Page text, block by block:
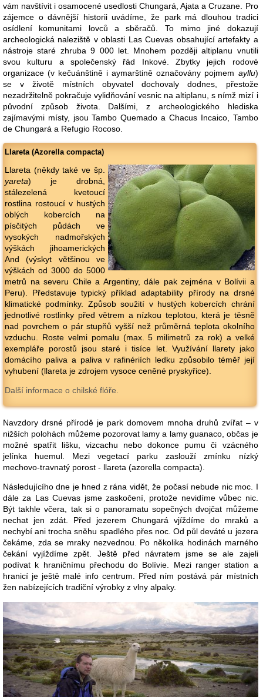
vám navštívit i osamocené usedlosti Chungará, Ajata a Cruzane. Pro
zájemce o dávnější historii uvádíme, že park má dlouhou tradici
osídlení komunitami lovců a sběračů. To mimo jiné dokazují
archeologická naleziště v oblasti Las Cuevas obsahující artefakty a
nástroje staré zhruba 9 000 let. Mnohem později altiplanu vnutili
svou kulturu a společenský řád Inkové. Zbytky jejich rodové
organizace (v kečuánštině i aymarštině označovány pojmem ayllu)
se v životě místních obyvatel dochovaly dodnes, přestože
nezadržitelně pokračuje vylidňování vesnic na altiplanu, s nímž mizí i
původní způsob života. Dalšími, z archeologického hlediska
zajímavými místy, jsou Tambo Quemado a Chacus Incaico, Tambo
de Chungará a Refugio Rocoso.
Llareta (Azorella compacta)
Llareta (někdy také ve šp.
yareta) je drobná,
stálezelená kvetoucí
rostlina rostoucí v hustých
oblých kobercích na
písčitých půdách ve
vysokých nadmořských
výškách jihoamerických
And (výskyt většinou ve
výškách od 3000 do 5000
metrů na severu Chile a Argentiny, dále pak zejména v Bolívii a
Peru). Představuje typický příklad adaptability přírody na drsné
klimatické podmínky. Způsob soužití v hustých kobercích chrání
jednotlivé rostlinky před větrem a nízkou teplotou, která je těsně
nad povrchem o pár stupňů vyšší než průměrná teplota okolního
vzduchu. Roste velmi pomalu (max. 5 milimetrů za rok) a velké
exempláře porostů jsou staré i tisíce let. Využívání llarety jako
domácího paliva a paliva v rafinériích ledku způsobilo téměř její
vyhubení (llareta je zdrojem vysoce ceněné pryskyřice).
Další informace o chilské flóře.
Navzdory drsné přírodě je park domovem mnoha druhů zvířat – v
nižších polohách můžeme pozorovat lamy a lamy guanaco, občas je
možné spatřit lišku, vizcachu nebo dokonce pumu či vzácného
jelínka huemul. Mezi vegetací parku zaslouží zmínku nízký
mechovo-travnatý porost - llareta (azorella compacta).
Následujícího dne je hned z rána vidět, že počasí nebude nic moc. I
dále za Las Cuevas jsme zaskočení, protože nevidíme vůbec nic.
Být takhle včera, tak si o panoramatu sopečných dvojčat můžeme
nechat jen zdát. Před jezerem Chungará vjíždíme do mraků a
nechybí ani trocha sněhu spadlého přes noc. Od půl deváté u jezera
čekáme, zda se mraky nezvednou. Po několika hodinách marného
čekání vyjíždíme zpět. Ještě před návratem jsme se ale zajeli
podívat k hraničnímu přechodu do Bolívie. Mezi ranger station a
hranicí je ještě malé info centrum. Před ním postává pár místních
žen nabízejících tradiční výrobky z vlny alpaky.